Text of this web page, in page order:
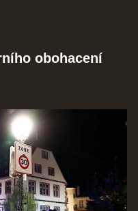
obohacení